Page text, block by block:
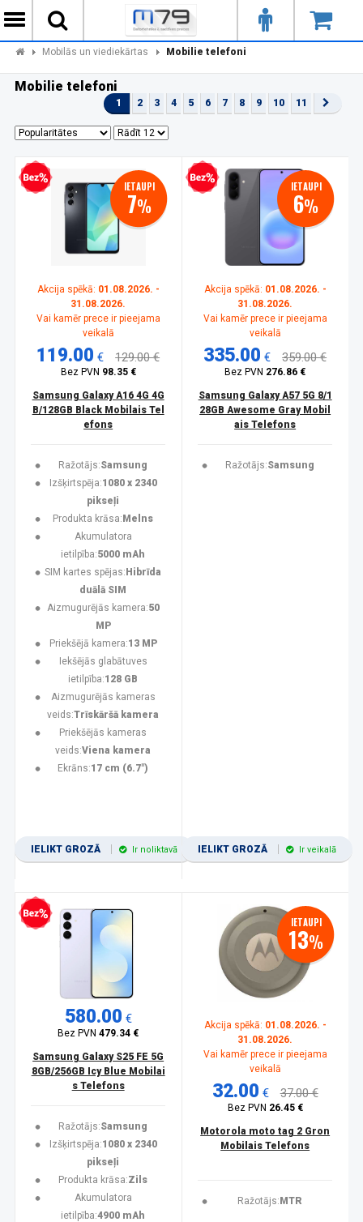
Mobilās un viediekārtas Mobilie telefoni
Mobilie telefoni
1 2 3 4 5 6 7 8 9 10 11
kredīts IETAUPI
7%
Akcija spēkā: 01.08.2026. -
31.08.2026.
Vai kamēr prece ir pieejama
veikalā
119.00 € 129.00 €
Bez PVN 98.35 €
Samsung Galaxy A16 4G 4G
B/128GB Black Mobilais Tel
efons
Ražotājs:Samsung
Izšķirtspēja:1080 x 2340
pikseļi
Produkta krāsa: Melns
Akumulatora
ietilpība:5000 mAh
SIM kartes spējas: Hibrīda
duālā SIM
Aizmugurējās kamera:50
MP
Priekšējā kamera:13 MP
Iekšējās glabātuves
ietilpība:128 GB
Aizmugurējās kameras
veids:Trīskāršā kamera
Priekšējās kameras
veids:Viena kamera
Ekrāns:17 cm (6.7")
IELIKT GROZĀ Ir noliktavā
Bezprocentu kredīts IETAUPI
6%
Akcija spēkā: 01.08.2026. -
31.08.2026.
Vai kamēr prece ir pieejama
veikalā
335.00 € 359.00 €
Bez PVN 276.86 €
Samsung Galaxy A57 5G 8/1
28GB Awesome Gray Mobil
ais Telefons
Ražotājs:Samsung
IELIKT GROZĀ Ir veikalā
kredīts
580.00 €
Bez PVN479.34 €
Samsung Galaxy S25 FE 5G
8GB/256GB Icy Blue Mobilai
s Telefons
Ražotājs:Samsung
Izšķirtspēja:1080 x 2340
pikseļi
Produkta krāsa:Zils
Akumulatora
ietilpība:4900 mAh
IETAUPI
13%
Akcija spēkā: 01.08.2026. -
31.08.2026.
Vai kamēr prece ir pieejama
veikalā
32.00 € 37.00 €
Bez PVN 26.45 €
Motorola moto tag 2 Gron
Mobilais Telefons
Ražotājs: MTR